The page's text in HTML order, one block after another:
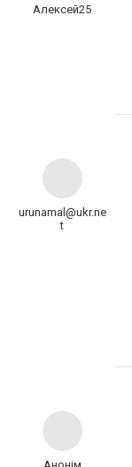
Алексей25
urunamal@ukr.ne
t